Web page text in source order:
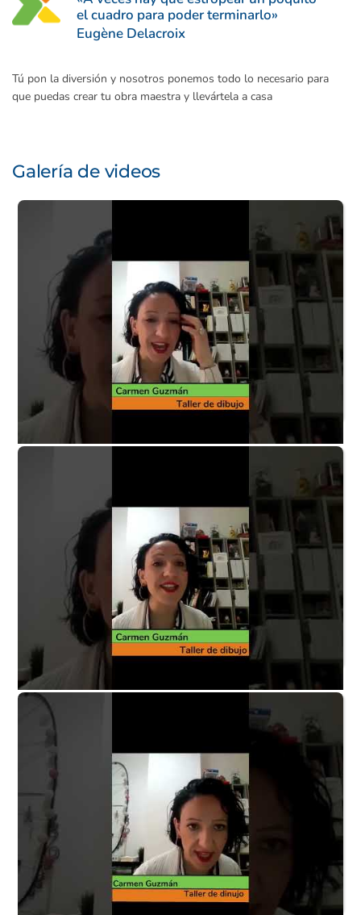
el cuadro para poder terminarlo»
Eugène Delacroix
Tú pon la diversión y nosotros ponemos todo lo necesario para
que puedas crear tu obra maestra y llevártela a casa
Galería de videos
Taller de dibujo P2 - ¿Cómo surgió el taller?